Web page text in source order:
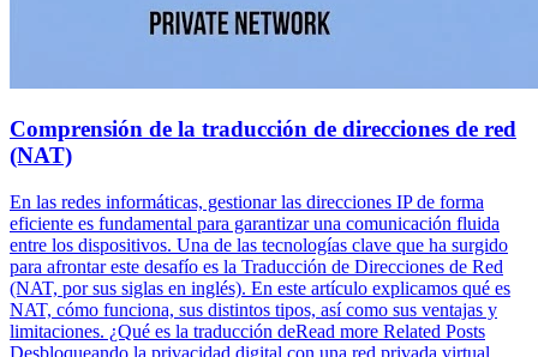
Comprensión de la traducción de direcciones de red
(NAT)
En las redes informáticas, gestionar las direcciones IP de forma
eficiente es fundamental para garantizar una comunicación fluida
entre los dispositivos. Una de las tecnologías clave que ha surgido
para afrontar este desafío es la Traducción de Direcciones de Red
(NAT, por sus siglas en inglés). En este artículo explicamos qué es
NAT, cómo funciona, sus distintos tipos, así como sus ventajas y
limitaciones. ¿Qué es la traducción deRead more Related Posts
Desbloqueando la privacidad digital con una red privada virtual